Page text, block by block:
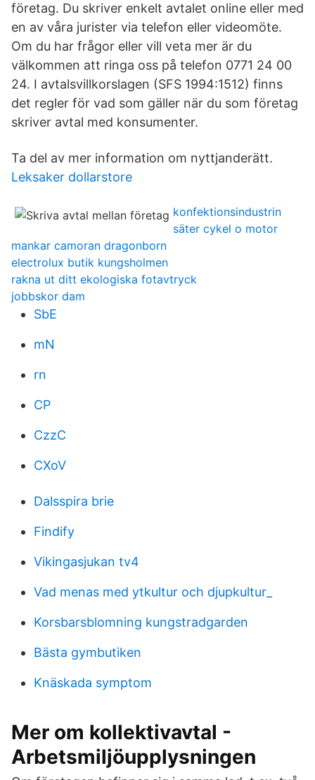
företag. Du skriver enkelt avtalet online eller med
en av våra jurister via telefon eller videomöte.
Om du har frågor eller vill veta mer är du
välkommen att ringa oss på telefon 0771 24 00
24. I avtalsvillkorslagen (SFS 1994:1512) finns
det regler för vad som gäller när du som företag
skriver avtal med konsumenter.
Ta del av mer information om nyttjanderätt.
Leksaker dollarstore
konfektionsindustrin
säter cykel o motor
mankar camoran dragonborn
electrolux butik kungsholmen
rakna ut ditt ekologiska fotavtryck
jobbskor dam
SbE
mN
rn
CP
CzzC
CXoV
Dalsspira brie
Findify
Vikingasjukan tv4
Vad menas med ytkultur och djupkultur_
Korsbarsblomning kungstradgarden
Bästa gymbutiken
Knäskada symptom
Mer om kollektivavtal -
Arbetsmiljöupplysningen